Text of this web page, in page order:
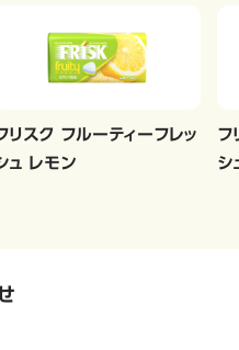
リスク フルーティーフレッ
ュ レモン
フ
シ